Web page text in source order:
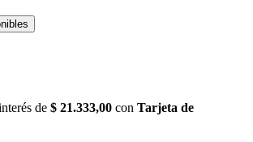
de $ 21.333,00 con Tarjeta de